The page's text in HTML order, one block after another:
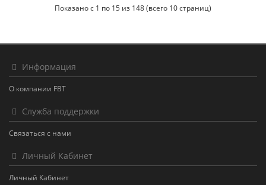
Показано с 1 по 15 из 148 (всего 10 страниц)
Информация
О компании FBT
Служба поддержки
Связаться с нами
Личный Кабинет
Личный Кабинет